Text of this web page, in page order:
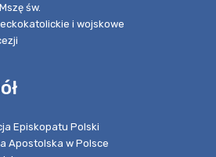
św.
i wojskowe
Episkopatu Polski
Apostolska w Polsce